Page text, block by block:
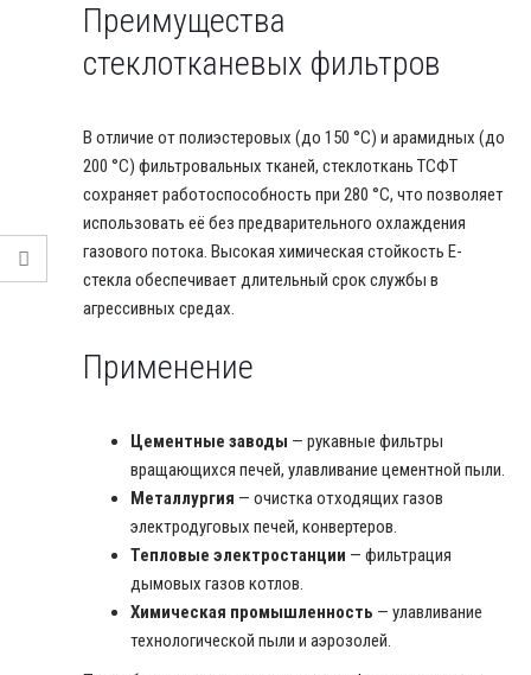
Преимущества
стеклотканевых фильтров
В отличие от полиэстеровых (до 150 °C) и арамидных (до
200 °C) фильтровальных тканей, стеклоткань ТСФТ
сохраняет работоспособность при 280 °C, что позволяет
использовать её без предварительного охлаждения
газового потока. Высокая химическая стойкость E-
стекла обеспечивает длительный срок службы в
агрессивных средах.
Применение
Цементные заводы — рукавные фильтры
вращающихся печей, улавливание цементной пыли.
Металлургия — очистка отходящих газов
электродуговых печей, конвертеров.
Тепловые электростанции — фильтрация
дымовых газов котлов.
Химическая промышленность — улавливание
технологической пыли и аэрозолей.